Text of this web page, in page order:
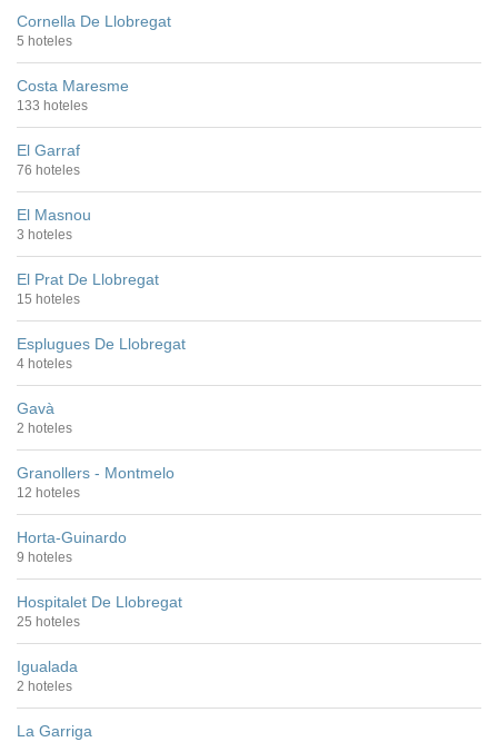
Cornella De Llobregat
5 hoteles
Costa Maresme
133 hoteles
El Garraf
76 hoteles
El Masnou
3 hoteles
El Prat De Llobregat
15 hoteles
Esplugues De Llobregat
4 hoteles
Gavà
2 hoteles
Granollers - Montmelo
12 hoteles
Horta-Guinardo
9 hoteles
Hospitalet De Llobregat
25 hoteles
Igualada
2 hoteles
La Garriga